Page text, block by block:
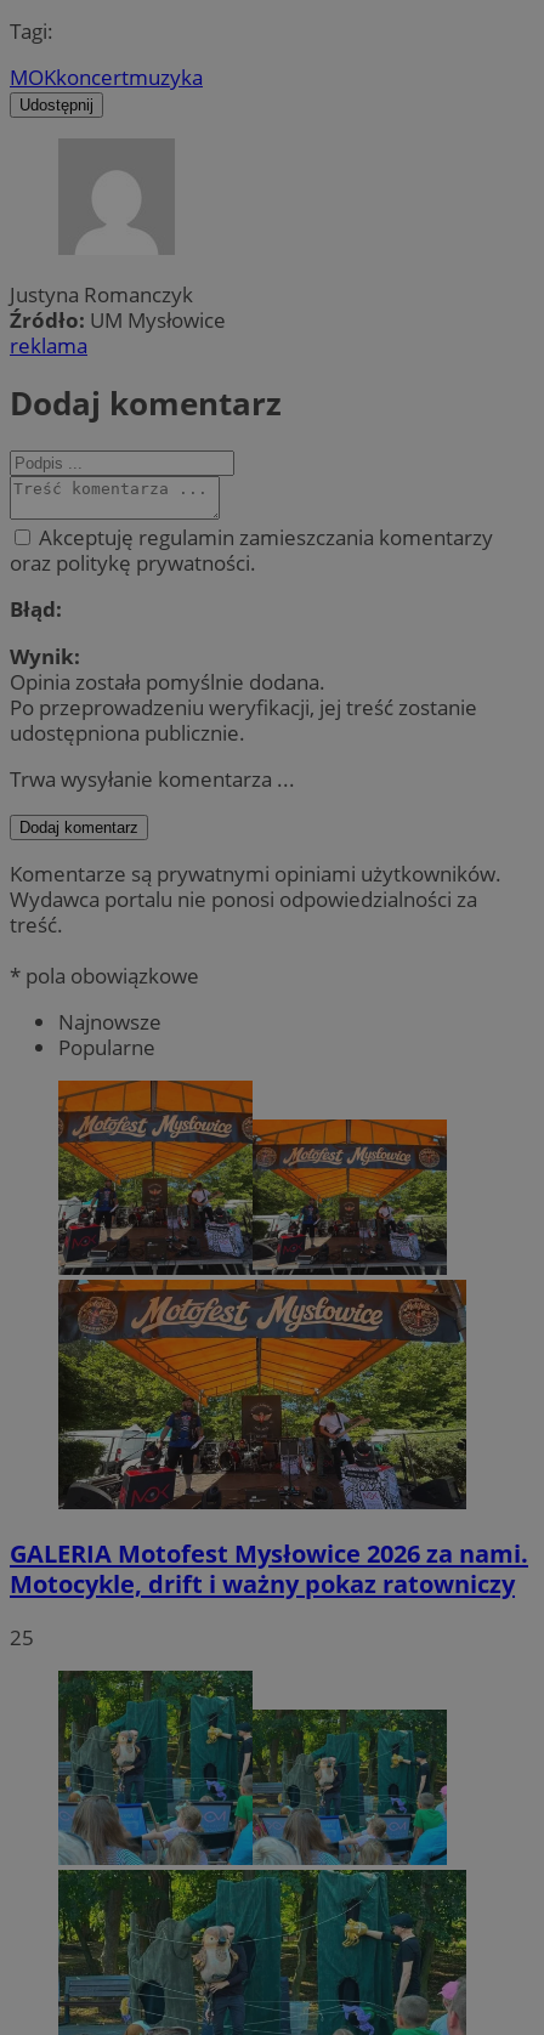
Tagi:
MOKkoncertmuzyka
Udostępnij
Justyna Romanczyk
Źródło: UM Mysłowice
reklama
Dodaj komentarz
Akceptuję regulamin zamieszczania komentarzy
oraz politykę prywatności.
Błąd:
Wynik:
Opinia została pomyślnie dodana.
Po przeprowadzeniu weryfikacji, jej treść zostanie
udostępniona publicznie.
Trwa wysyłanie komentarza ...
Dodaj komentarz
Komentarze są prywatnymi opiniami użytkowników.
Wydawca portalu nie ponosi odpowiedzialności za
treść.
* pola obowiązkowe
Najnowsze
Popularne
GALERIA Motofest Mysłowice 2026 za nami.
Motocykle, drift i ważny pokaz ratowniczy
25